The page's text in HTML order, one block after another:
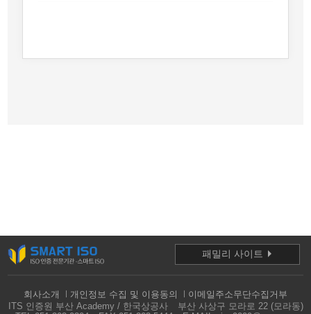
회사소개 개인정보 수집 및 이용동의
이메일주소무단수집거부
ITS 인증원 부산 Academy / 한국상공사
부산 사상구 모라로 22 (모라동)
패밀리 사이트